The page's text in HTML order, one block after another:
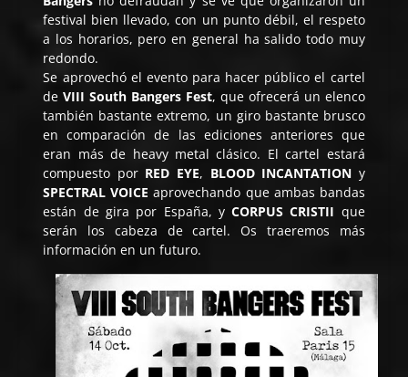
festival bien llevado, con un punto débil, el respeto
a los horarios, pero en general ha salido todo muy
redondo.
Se aprovechó el evento para hacer público el cartel
deVIII South Bangers Fest, que ofrecerá un elenco
también bastante extremo, un giro bastante brusco
en comparación de las ediciones anteriores que
eran más de heavy metal clásico. El cartel estará
compuesto por RED EYE, BLOOD INCANTATION y
SPECTRAL VOICE aprovechando que ambas bandas
están de gira por España, yCORPUS CRISTII que
serán los cabeza de cartel. Os traeremos más
información en un futuro.